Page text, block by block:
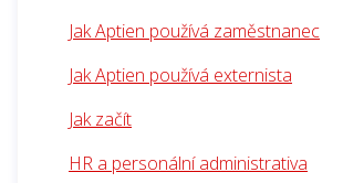
Jak Aptien používá zaměstnanec
Jak Aptien používá externista
Jak začít
HR a personální administrativa